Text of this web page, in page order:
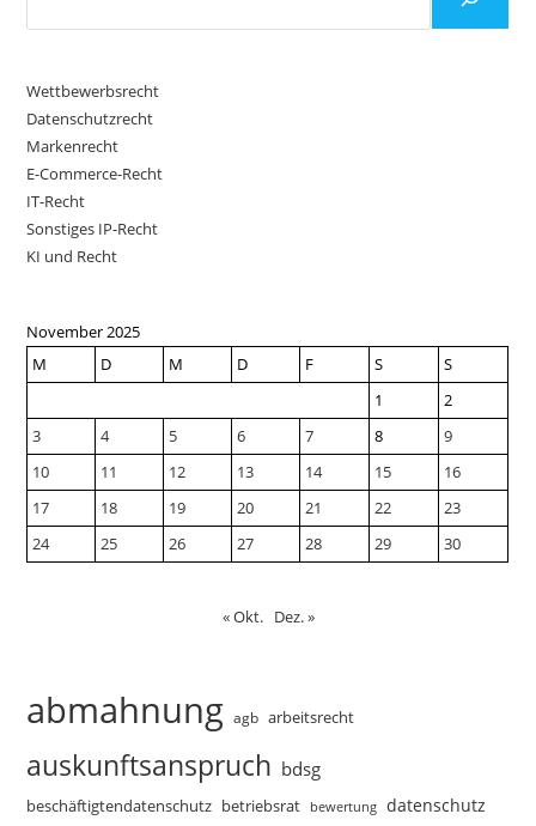
Wettbewerbsrecht
Datenschutzrecht
Markenrecht
E-Commerce-Recht
IT-Recht
Sonstiges IP-Recht
KI und Recht
November 2025
M
D M D F S
S
1
2
3
4 5 6 7 8
9
10
11 12 13 14 15
16
17
18 19 20 21 22
23
24
25 26 27 28 29 30
« Okt. Dez. »
abmahnung agb arbeitsrecht
auskunftsanspruch bdsg
beschäftigtendatenschutz betriebsrat bewertung datenschutz